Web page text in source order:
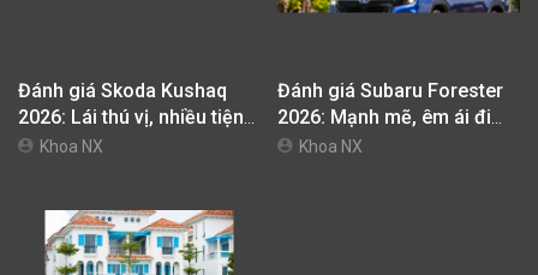
quốc và ngay lập tức thu hút sự quan tâm khi những khách
Bạn cảm thấy bài viết hữu ích?
BÀI VIẾT LIÊN QUAN